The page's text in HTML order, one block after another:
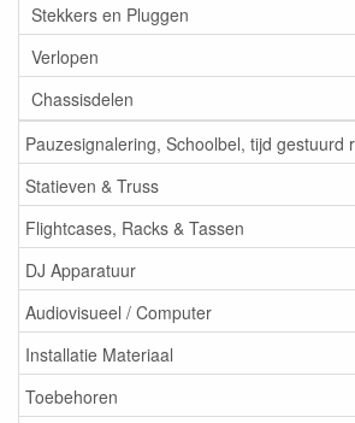
Stekkers en Pluggen
Verlopen
Chassisdelen
Pauzesignalering, Schoolbel, tijd gestuurd
Statieven & Truss
Flightcases, Racks & Tassen
DJ Apparatuur
Audiovisueel / Computer
Installatie Materiaal
Toebehoren